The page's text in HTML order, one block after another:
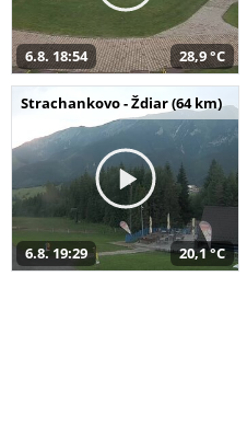
6.8. 18:54 28,9 °C
Strachankovo - Ždiar (64 km)
6.8. 19:29 20,1 °C